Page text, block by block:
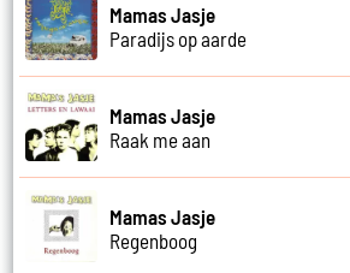
Mamas Jasje
Paradijs op aarde
Mamas Jasje
Raak me aan
Mamas Jasje
Regenboog